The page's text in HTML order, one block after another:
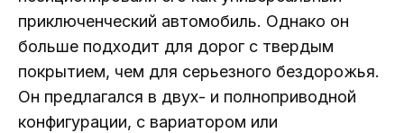
приключенческий автомобиль. Однако он
больше подходит для дорог с твердым
покрытием, чем для серьезного бездорожья.
Он предлагался в двух- и полноприводной
конфигурации, с вариатором или